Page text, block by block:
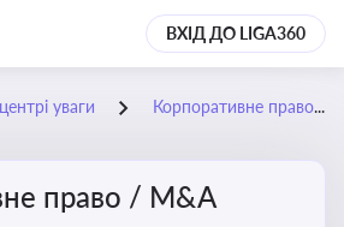
ВХІД ДО LIGA360
уваги Корпоративне право / M&A
право / M&A